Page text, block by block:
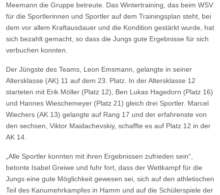
Meemann die Gruppe betreute. Das Wintertraining, das beim WSV
für die Sportlerinnen und Sportler auf dem Trainingsplan steht, bei
dem vor allem Kraftausdauer und die Kondition gestärkt wurde, hat
sich bezahlt gemacht, so dass die Jungs gute Ergebnisse für sich
verbuchen konnten.
Der Jüngste des Teams, Leon Emsmann, gelangte in seiner
Altersklasse (AK) 11 auf dem 23. Platz. In der Altersklasse 12
starteten mit Erik Möller (Platz 12), Ben Lukas Hagedorn (Platz 16)
und Hannes Wieschemeyer (Platz 21) gleich drei Sportler. Marcel
Wiechers (AK 13) gelangte auf Rang 17 und der erfahrenste von
den sechsen, Viktor Maidachevskiy, schaffte es auf Platz 12 in der
AK 14.
„Alle Sportler konnten mit ihren Ergebnissen zufrieden sein“,
betonte Isabel Greiwe und fuhr fort, dass der Wettkampf für die
Jungs eine gute Möglichkeit gewesen sei, sich auf den athletischen
Teil des Kanumehrkampfes in Hamm und auf die Schülerspiele der